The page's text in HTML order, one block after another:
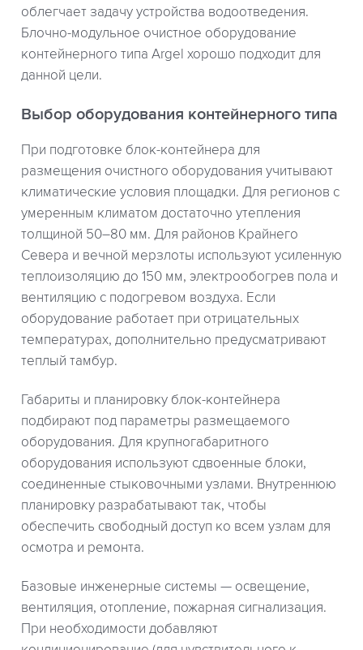
облегчает задачу устройства водоотведения.
Блочно-модульное очистное оборудование
контейнерного типа Argel хорошо подходит для
данной цели.
Выбор оборудования контейнерного типа
При подготовке блок-контейнера для
размещения очистного оборудования учитывают
климатические условия площадки. Для регионов с
умеренным климатом достаточно утепления
толщиной 50–80 мм. Для районов Крайнего
Севера и вечной мерзлоты используют усиленную
теплоизоляцию до 150 мм, электрообогрев пола и
вентиляцию с подогревом воздуха. Если
оборудование работает при отрицательных
температурах, дополнительно предусматривают
теплый тамбур.
Габариты и планировку блок-контейнера
подбирают под параметры размещаемого
оборудования. Для крупногабаритного
оборудования используют сдвоенные блоки,
соединенные стыковочными узлами. Внутреннюю
планировку разрабатывают так, чтобы
обеспечить свободный доступ ко всем узлам для
осмотра и ремонта.
Базовые инженерные системы — освещение,
вентиляция, отопление, пожарная сигнализация.
При необходимости добавляют